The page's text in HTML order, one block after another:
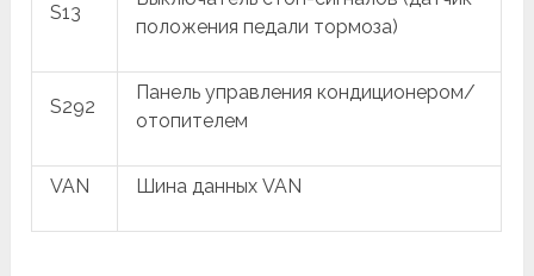
S13
положения педали тормоза)
S292
Панель управления кондиционером/
отопителем
VAN Шина данных VAN